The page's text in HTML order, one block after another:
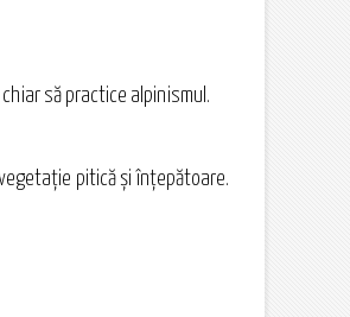
să practice alpinismul.
pitică şi înţepătoare.